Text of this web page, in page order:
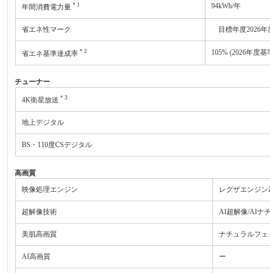
年間消費電力量 ＊1 94kWh/年
省エネ性マーク 目標年度2026年
省エネ基準達成率 ＊2 105% (2026年度基
チューナー
4K衛星放送 ＊3
地上デジタル
BS・110度CSデジタル
高画質
映像処理エンジン
レグザエンジン
超解像技術 AI超解像/AIナ
美肌高画質 ナチュラルフェ
AI高画質 ー